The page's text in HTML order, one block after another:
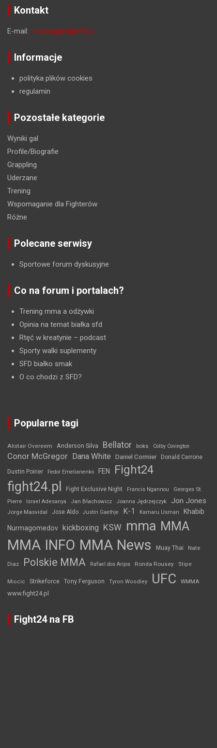
Kontakt
E-mail: redakcja@fight24.pl
Informacje
polityka plików cookies
regulamin
Pozostałe kategorie
Wyniki gal
Profile/Biografie
Grappling
Uderzane
Trening
Wspomaganie dla Fighterów
Różne
Polecane serwisy
Sportowe forum dyskusyjne
Co na forum i portalach?
Trening mma a odżywki
Opinia na temat białka sfd
Rtęć w kreatynie – podcast
Sporty walki suplementy
SFD białko smak
O co chodzi z SFD?
Popularne tagi
Alistair Overeem Anderson Silva Bellator boks Colby Covington
Conor McGregor Dana White Daniel Cormier Donald Cerrone
Dustin Poirier Fedor Emelianenko FEN Fight24
fight24.pl Fight Exclusive Night Francis Ngannou
Georges St.
Pierre
Israel Adesanya Jan Błachowicz Joanna Jędrzejczyk Jon Jones
Jorge Masvidal Jose Aldo Justin Gaethje K-1 Kamaru Usman Khabib
Nurmagomedov kickboxing KSW mma MMA
MMA INFO MMA News Muay Thai Nate
Diaz Polskie MMA Rafael dos Anjos Ronda Rousey Stipe
Miocic Strikeforce Tony Ferguson Tyron Woodley UFC WMMA
www.fight24.pl
Fight24 na FB